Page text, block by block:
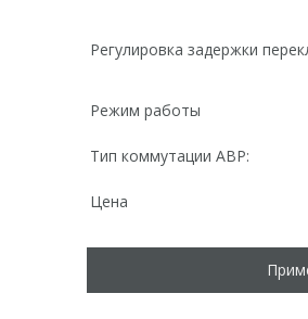
Регулировка задержки
Режим работы
Тип коммутации АВР:
Цена